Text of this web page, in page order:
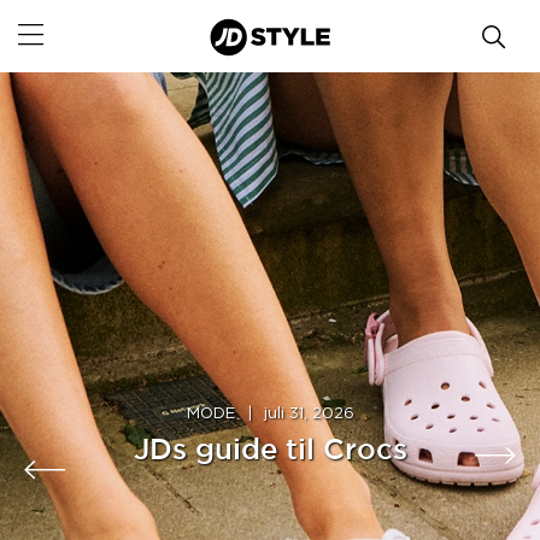
MODE juli 31, 2026
JDs guide til Crocs